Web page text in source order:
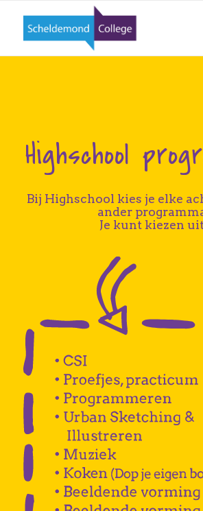
Highschool
Bij Highschool kies je elke
ander
Je kunt kiezen